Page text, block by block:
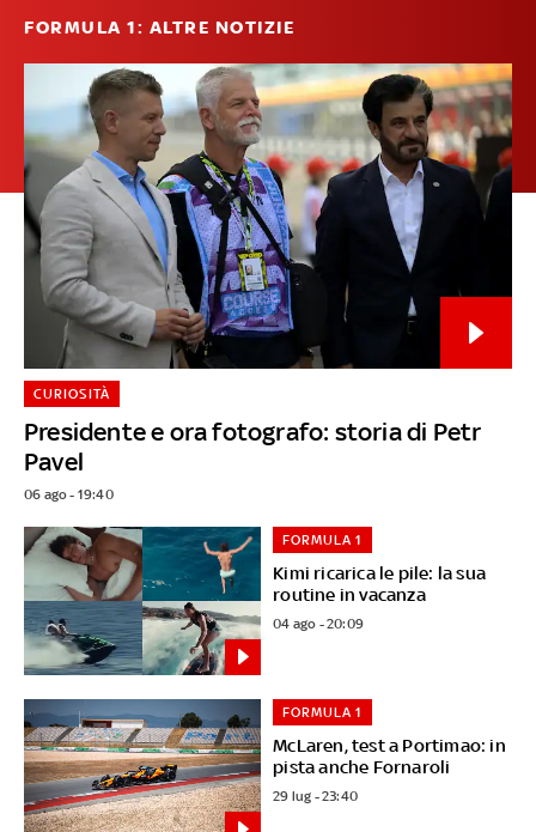
FORMULA 1: ALTRE NOTIZIE
Presidente e ora fotografo: storia di Petr
Pavel
CURIOSITÀ
06 ago - 19:40
Kimi ricarica le pile: la sua
routine in vacanza
FORMULA 1
04 ago - 20:09
McLaren, test a Portimao: in
pista anche Fornaroli
FORMULA 1
29 lug - 23:40